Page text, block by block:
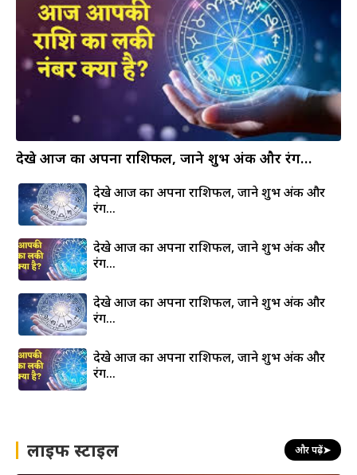
देखे आज का अपना राशिफल, जाने शुभ अंक और रंग…
देखे आज का अपना राशिफल, जाने शुभ अंक और
रंग…
देखे आज का अपना राशिफल, जाने शुभ अंक और
रंग…
देखे आज का अपना राशिफल, जाने शुभ अंक और
रंग…
देखे आज का अपना राशिफल, जाने शुभ अंक और
रंग…
लाइफ स्टाइल और पढ़ें➤